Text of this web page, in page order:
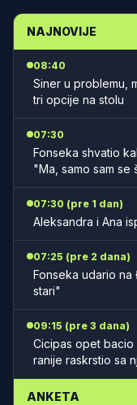
NAJNOVIJE
08:40
Siner u problemu,
tri opcije na stolu
07:30
Fonseka shvatio
"Ma, samo sam se
07:30 (pre 1 dan)
Aleksandra i Ana
07:25 (pre 2 dana)
Fonseka udario
stari"
09:15 (pre 3 dana)
Cicipas opet
ranije raskrstio sa
ANKETA